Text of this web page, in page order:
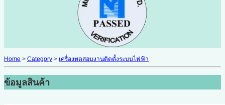
Home > Category > เครื่องทดสอบงานติดตั้งระบบไฟฟ้า
ข้อมูลสินค้า